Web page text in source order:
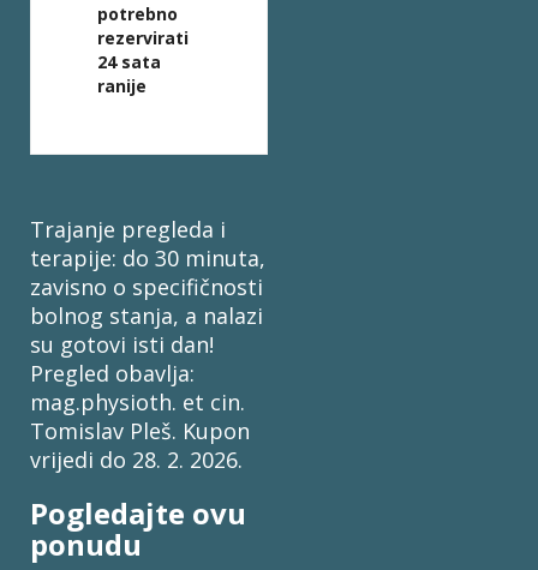
potrebno
rezervirati
24 sata
ranije
Trajanje pregleda i
terapije: do 30 minuta,
zavisno o specifičnosti
bolnog stanja, a nalazi
su gotovi isti dan!
Pregled obavlja:
mag.physioth. et cin.
Tomislav Pleš. Kupon
vrijedi do 28. 2. 2026.
Pogledajte ovu
ponudu